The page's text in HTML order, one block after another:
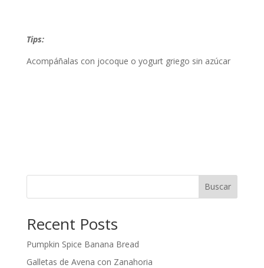
Tips:
Acompáñalas con jocoque o yogurt griego sin azúcar
Buscar
Recent Posts
Pumpkin Spice Banana Bread
Galletas de Avena con Zanahoria